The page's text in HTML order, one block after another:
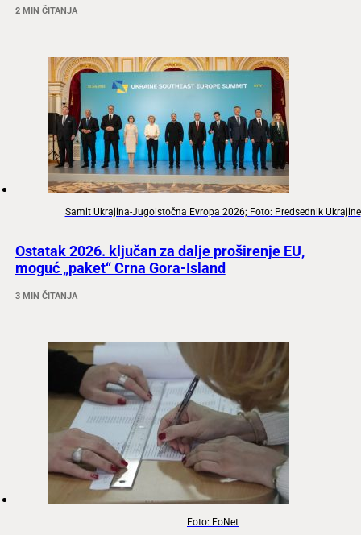
2 MIN ČITANJA
Samit Ukrajina-Jugoistočna Evropa 2026; Foto: Predsednik Ukrajine
Ostatak 2026. ključan za dalje proširenje EU,
moguć „paket“ Crna Gora-Island
3 MIN ČITANJA
Foto: FoNet